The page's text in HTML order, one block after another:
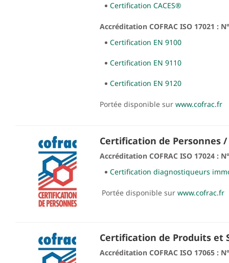
Certification CACES®
Accréditation COFRAC ISO 17021 :
Certification EN 9100
Certification EN 9110
Certification EN 9120
Portée disponible sur www.cofrac.fr
Certification de Personnes
Accréditation COFRAC ISO 17024 :
Certification diagnostiqueurs
Portée disponible sur www.cofrac.fr
Certification de Produits et
Accréditation COFRAC ISO 17065 :